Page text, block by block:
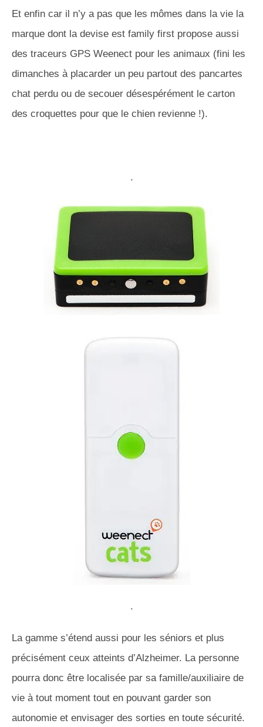
Et enfin car il n’y a pas que les mômes dans la vie la
marque dont la devise est family first propose aussi
des traceurs GPS Weenect pour les animaux (fini les
dimanches à placarder un peu partout des pancartes
chat perdu ou de secouer désespérément le carton
des croquettes pour que le chien revienne !).
.
.
La gamme s’étend aussi pour les séniors et plus
précisément ceux atteints d’Alzheimer. La personne
pourra donc être localisée par sa famille/auxiliaire de
vie à tout moment tout en pouvant garder son
autonomie et envisager des sorties en toute sécurité.